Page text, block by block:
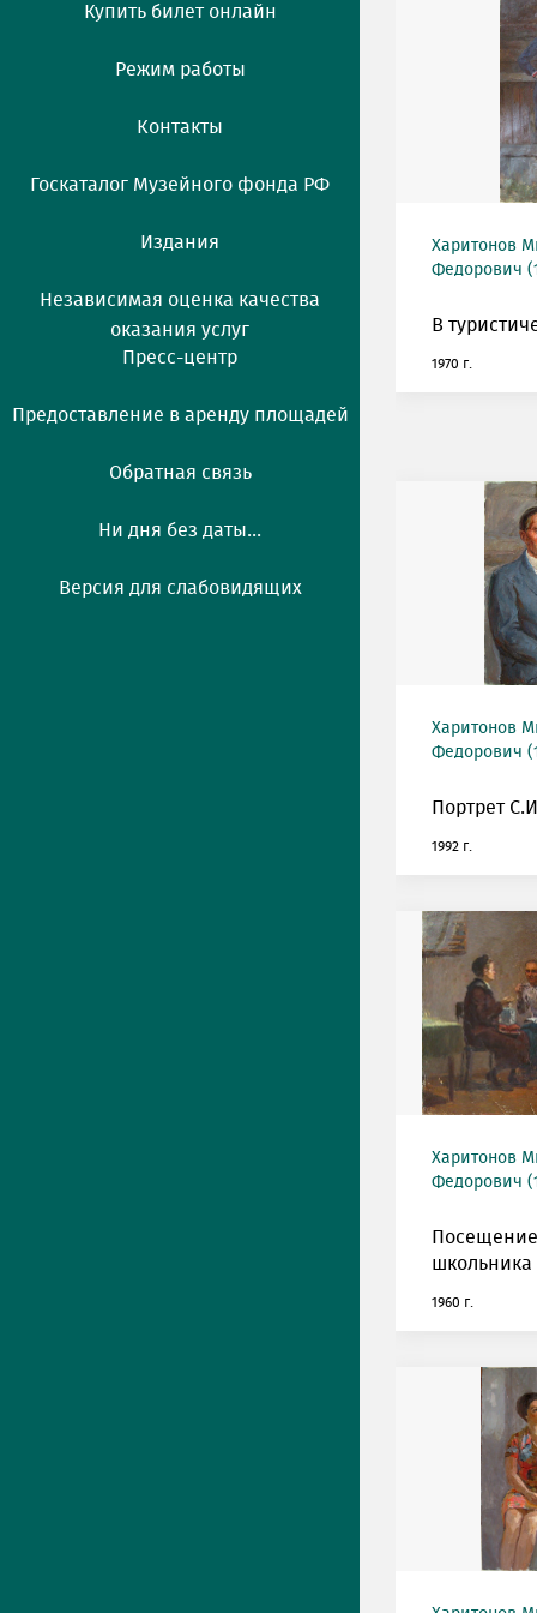
Купить билет онлайн
Режим работы
Контакты
Госкаталог Музейного фонда РФ
Издания
Независимая оценка качества
оказания услуг
Пресс-центр
Предоставление в аренду площадей
Обратная связь
Ни дня без даты...
Версия для слабовидящих
Харитонов
Федорович
В
1970 г.
Харитонов
Федорович
Портрет
1992 г.
Харитонов
Федорович
школьника
1960 г.